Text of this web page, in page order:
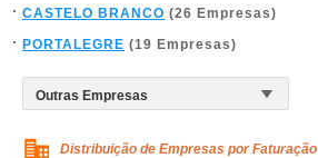
CASTELO BRANCO (26 Empresas)
PORTALEGRE (19 Empresas)
Distribuição de Empresas por Faturação